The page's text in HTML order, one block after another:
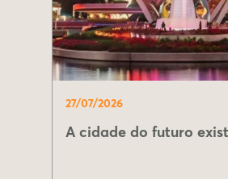
27/07/2026
A cidade do futuro